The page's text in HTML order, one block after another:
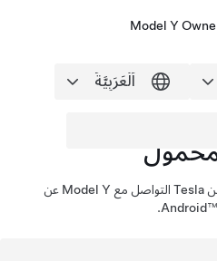
Model Y
Model Yعن